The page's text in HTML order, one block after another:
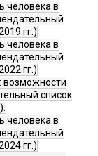
человека в
гг.)
человека в
гг.)
возможности
список
человека в
гг.)